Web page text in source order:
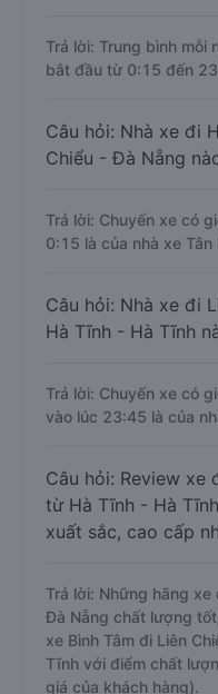
Trả lời: Trung bình mỗi
bắt đầu từ 0:15 đến
Câu hỏi: Nhà xe đi
Chiểu - Đà Nẵng
Trả lời: Chuyến xe có
0:15 là của nhà xe Tân
Câu hỏi: Nhà xe đi
Hà Tĩnh - Hà Tĩnh
Trả lời: Chuyến xe có
vào lúc 23:45 là của
Câu hỏi: Review xe
từ Hà Tĩnh - Hà
xuất sắc, cao cấp
Trả lời: Những hãng xe
Đà Nẵng chất lượng
xe Bình Tâm đi Liên
Tĩnh với điểm chất
giá của khách hàng).